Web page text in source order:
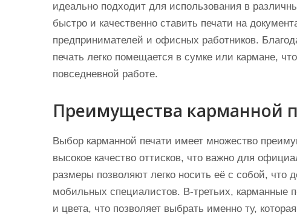
идеально подходит для использования в
быстро и качественно ставить печати на
предпринимателей и офисных работников.
печать легко помещается в сумке или кармане,
повседневной работе.
Преимущества карманной
Выбор карманной печати имеет множество
высокое качество оттисков, что важно для
размеры позволяют легко носить её с собой,
мобильных специалистов. В-третьих, карманные
и цвета, что позволяет выбрать именно ту,